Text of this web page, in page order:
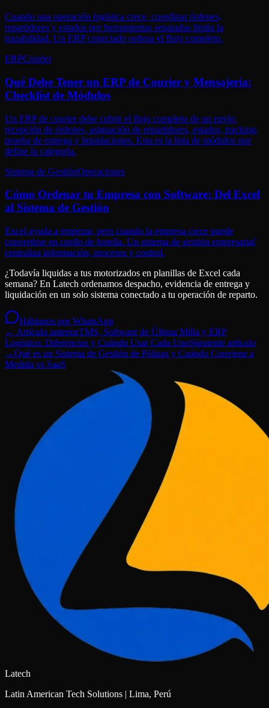
Cuando una operación logística crece, coordinar órdenes,
repartidores y estados por herramientas separadas limita la
trazabilidad. Un ERP conectado ordena el flujo completo.
ERPCourier
Qué Debe Tener un ERP de Courier y Mensajería:
Checklist de Módulos
Un ERP de courier debe cubrir el flujo completo de un envío:
recepción de órdenes, asignación de repartidores, estados, tracking,
prueba de entrega y liquidaciones. Esta es la lista de módulos que
define la categoría.
Sistema de GestiónOperaciones
Cómo Ordenar tu Empresa con Software: Del Excel
al Sistema de Gestión
Excel ayuda a empezar, pero cuando la empresa crece puede
convertirse en cuello de botella. Un sistema de gestión empresarial
centraliza información, procesos y control.
¿Todavía liquidas a tus motorizados en planillas de Excel cada
semana? En Latech ordenamos despacho, evidencia de entrega y
liquidación en un solo sistema conectado a tu operación de reparto.
Háblanos por WhatsApp
← Artículo anteriorTMS, Software de Última Milla y ERP
Logístico: Diferencias y Cuándo Usar Cada UnoSiguiente artículo
→Qué es un Sistema de Gestión de Pólizas y Cuándo Conviene a
Medida vs SaaS
Latech
Latin American Tech Solutions | Lima, Perú